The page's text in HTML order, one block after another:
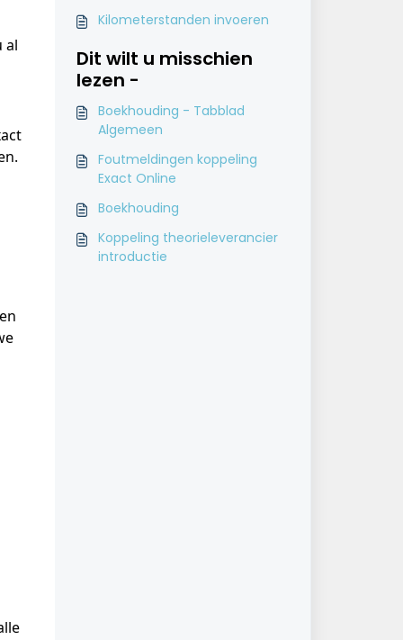
al
Kilometerstanden invoeren
Dit wilt u misschien
lezen -
Boekhouding - Tabblad
Algemeen
Foutmeldingen koppeling
Exact Online
Boekhouding
Koppeling theorieleverancier
introductie